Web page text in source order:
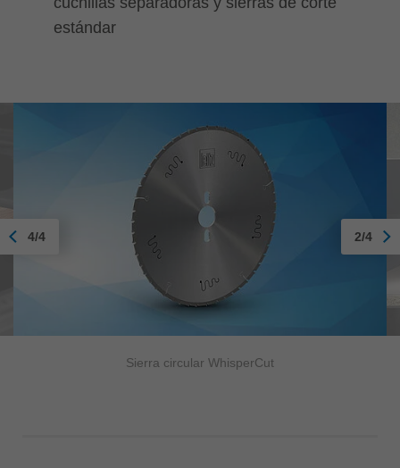
estándar
Sierra circular WhisperCut
4/4 2/4